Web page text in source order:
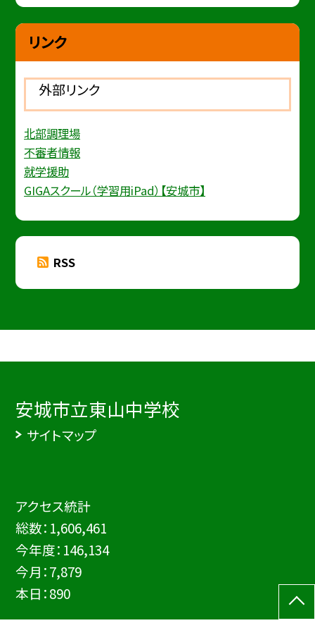
リンク
外部リンク
北部調理場
不審者情報
就学援助
GIGAスクール（学習用iPad）【安城市】
RSS
安城市立東山中学校
サイトマップ
アクセス統計
総数： 1,606,461
今年度： 146,134
今月：7,879
本日：890